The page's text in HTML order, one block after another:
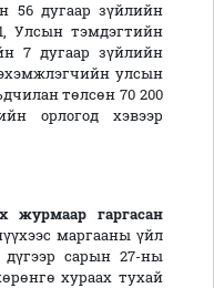
56 дугаар зүйлийн
Улсын тэмдэгтийн
7 дугаар зүйлийн
улсын
төлсөн 70 200
орлогод хэвээр
журмаар гаргасан
маргааны үйл
сарын 27-ны
хураах тухай